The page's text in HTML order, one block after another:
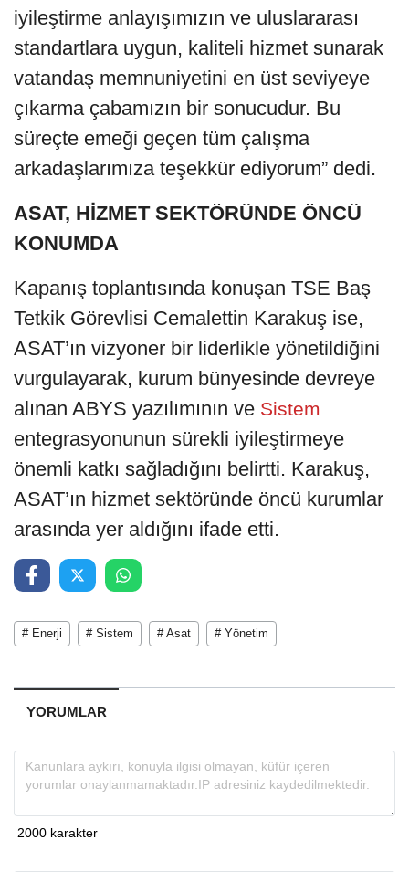
iyileştirme anlayışımızın ve uluslararası
standartlara uygun, kaliteli hizmet sunarak
vatandaş memnuniyetini en üst seviyeye
çıkarma çabamızın bir sonucudur. Bu
süreçte emeği geçen tüm çalışma
arkadaşlarımıza teşekkür ediyorum” dedi.
ASAT, HİZMET SEKTÖRÜNDE ÖNCÜ
KONUMDA
Kapanış toplantısında konuşan TSE Baş
Tetkik Görevlisi Cemalettin Karakuş ise,
ASAT’ın vizyoner bir liderlikle yönetildiğini
vurgulayarak, kurum bünyesinde devreye
alınan ABYS yazılımının ve Sistem
entegrasyonunun sürekli iyileştirmeye
önemli katkı sağladığını belirtti. Karakuş,
ASAT’ın hizmet sektöründe öncü kurumlar
arasında yer aldığını ifade etti.
# Enerji # Sistem # Asat # Yönetim
YORUMLAR